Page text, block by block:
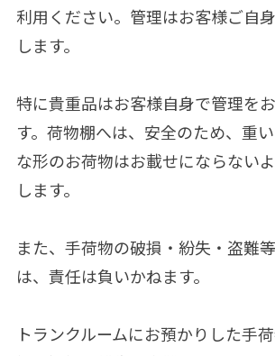
利用ください。管理はお客様ご自
します。
特に貴重品はお客様自身で管理を
す。荷物棚へは、安全のため、重
な形のお荷物はお載せにならない
します。
また、手荷物の破損・紛失・盗難
は、責任は負いかねます。
トランクルームにお預かりした手